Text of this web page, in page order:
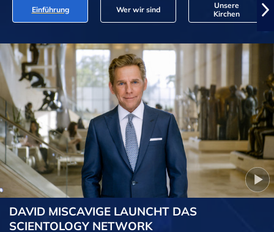
Einführung Wer wir sind
Unsere
Kirchen
DAVID MISCAVIGE LAUNCHT DAS
SCIENTOLOGY NETWORK